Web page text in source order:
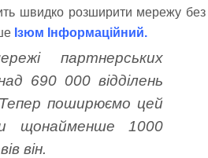
швидко розширити мережу без
Ізюм Інформаційний.
партнерських
690 000 відділень
поширюємо цей
щонайменше 1000
він.